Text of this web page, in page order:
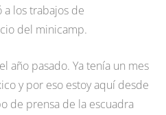
los trabajos de
del minicamp.
año pasado. Ya tenía un mes
y por eso estoy aquí desde
de prensa de la escuadra